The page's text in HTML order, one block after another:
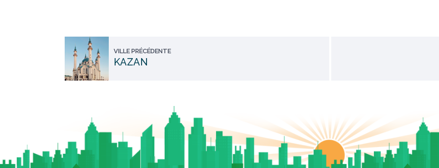
VILLE PRÉCÉDENTE
KAZAN